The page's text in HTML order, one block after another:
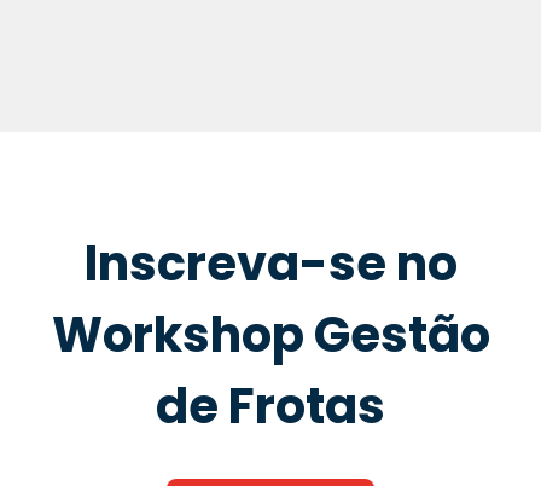
Inscreva-se no
Workshop Gestão
de Frotas